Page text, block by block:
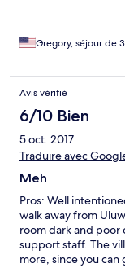
Gregory, séjour de
Avis vérifié
6/10 Bien
5 oct. 2017
Traduire avec
Meh
Pros: Well
walk away from
room dark and poor
support staff. The
more, since you